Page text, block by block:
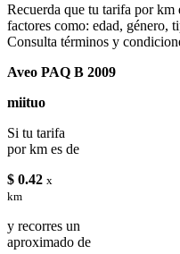
Recuerda que tu tarifa por km
factores como: edad, género,
Consulta términos y
Aveo PAQ B 2009
miituo
Si tu tarifa
por km es de
$ 0.42 x
km
y recorres un
aproximado de